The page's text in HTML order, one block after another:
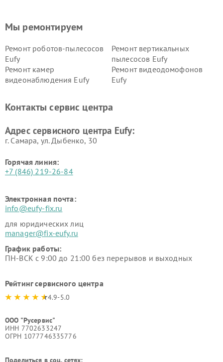
Мы ремонтируем
Ремонт роботов-пылесосов
Eufy
Ремонт вертикальных
пылесосов Eufy
Ремонт камер
видеонаблюдения Eufy
Ремонт видеодомофонов
Eufy
Контакты сервис центра
Адрес сервисного центра Eufy:
г. Самара, ул. Дыбенко, 30
Горячая линия:
+7 (846) 219-26-84
Электронная почта:
info@eufy-fix.ru
для юридических лиц
manager@fix-eufy.ru
График работы:
ПН-ВСК с 9:00 до 21:00 без перерывов и выходных
Рейтинг сервисного центра
4.9-5.0
ООО "Русервис"
ИНН 7702633247
ОГРН 1077746335776
Поделиться в соц. сетях: